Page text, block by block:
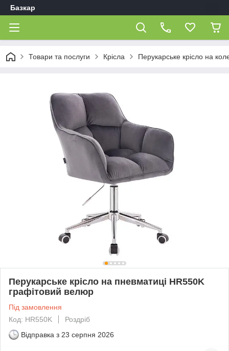
Базкар
Товари та послуги Крісла Перукарське крісло на
Перукарське крісло на пневматиці HR550K
графітовий велюр
Під замовлення
Код: HR550K
Роздріб
Відправка з 23 серпня 2026